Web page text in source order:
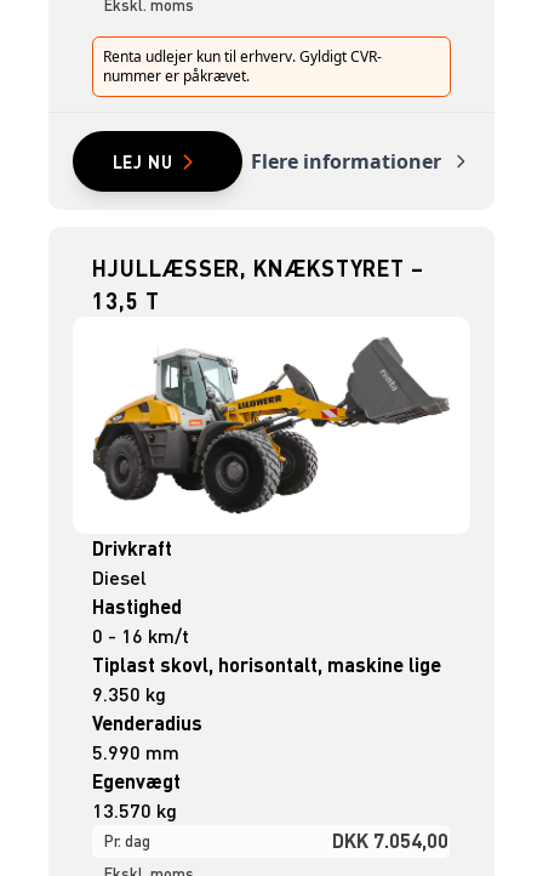
Ekskl. moms
Renta udlejer kun til erhverv. Gyldigt CVR-
nummer er påkrævet.
LEJ NU Flere informationer
HJULLÆSSER, KNÆKSTYRET –
13,5 T
Drivkraft
Diesel
Hastighed
0 - 16 km/t
Tiplast skovl, horisontalt, maskine lige
9.350 kg
Venderadius
5.990 mm
Egenvægt
13.570 kg
Pr. dag DKK 7.054,00